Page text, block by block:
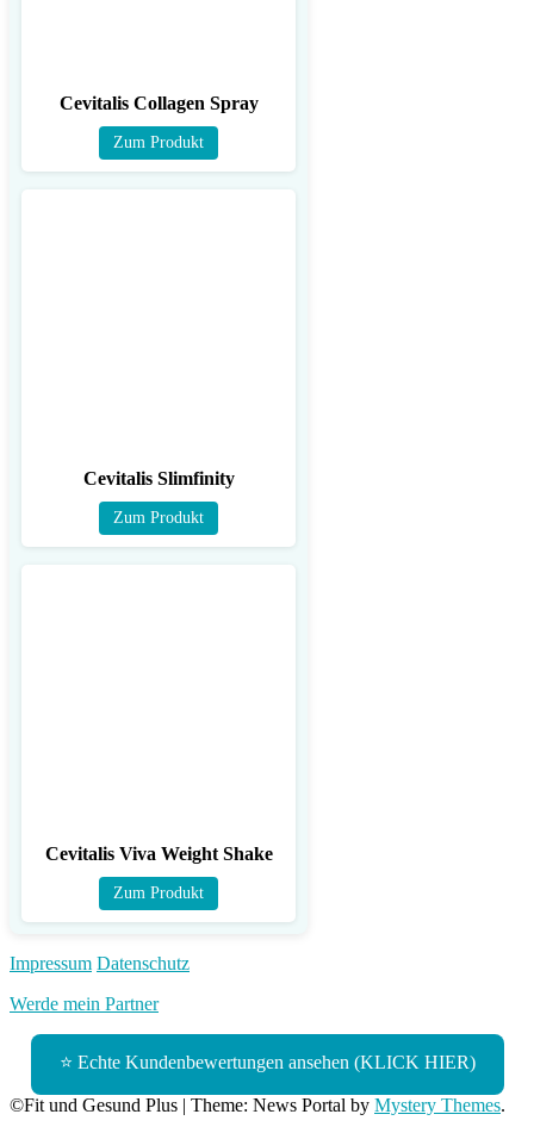
Cevitalis Collagen Spray
Zum Produkt
Cevitalis Slimfinity
Zum Produkt
Cevitalis Viva Weight Shake
Zum Produkt
Impressum Datenschutz
Werde mein Partner
⭐ Echte Kundenbewertungen ansehen (KLICK HIER)
©Fit und Gesund Plus | Theme: News Portal by Mystery Themes.